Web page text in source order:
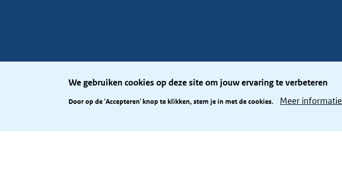
We gebruiken cookies op deze site om jouw ervaring te verbeteren
Door op de 'Accepteren' knop te klikken, stem je in met de cookies. Meer informatie